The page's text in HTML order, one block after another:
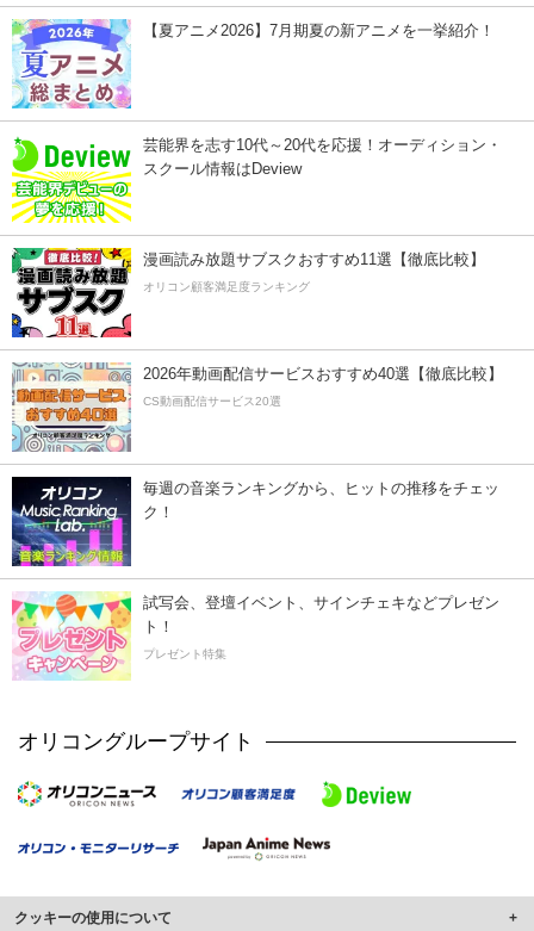
【夏アニメ2026】7月期夏の新アニメを一挙紹介！
芸能界を志す10代～20代を応援！オーディション・
スクール情報はDeview
漫画読み放題サブスクおすすめ11選【徹底比較】
オリコン顧客満足度ランキング
2026年動画配信サービスおすすめ40選【徹底比較】
CS動画配信サービス20選
毎週の音楽ランキングから、ヒットの推移をチェッ
ク！
試写会、登壇イベント、サインチェキなどプレゼン
ト！
プレゼント特集
オリコングループサイト
クッキーの使用について